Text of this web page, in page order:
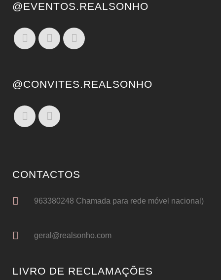
@EVENTOS.REALSONHO
@CONVITES.REALSONHO
CONTACTOS
963380248 Chamada para rede móvel nacional)
geral@realsonho.com
LIVRO DE RECLAMAÇÕES